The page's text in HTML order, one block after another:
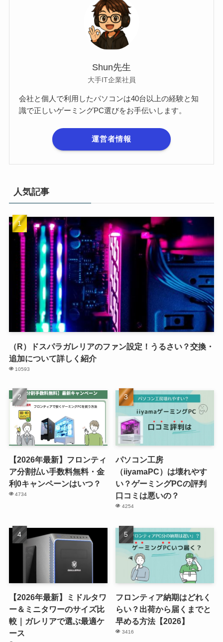
Shun先生
大手IT企業社員
会社と個人で利用したパソコンは40台以上の経験と知
識で正しいゲーミングPC選びをお手伝いします。
運営者情報
人気記事
（R）ドスパラガレリアのファン設定！うるさい？交換・
追加について詳しく紹介
10593
【2026年最新】フロンティ
ア分割払い手数料無料・金
利0キャンペーンはいつ？
4734
パソコン工房
（iiyamaPC）は壊れやす
い？ゲーミングPCの評判
口コミは悪いの？
4254
【2026年最新】ミドルタワ
ー＆ミニタワーのサイズ比
較｜ガレリアで選ぶ最適ケ
ース
フロンティア納期はどれく
らい？出荷から届くまでと
早める方法【2026】
3416